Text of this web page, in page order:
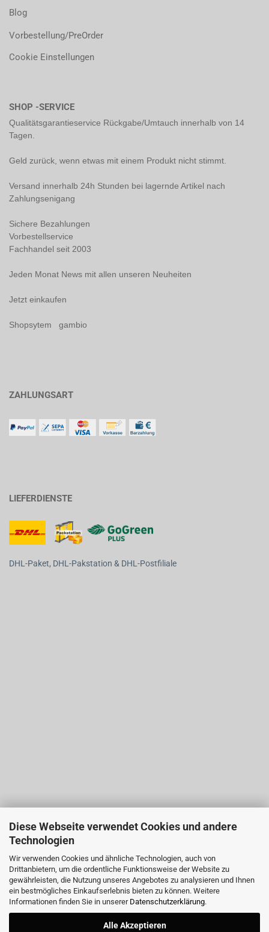
Diese Webseite verwendet Cookies und andere
Technologien
Wir verwenden Cookies und ähnliche Technologien, auch von
Drittanbietern, um die ordentliche Funktionsweise der Website zu
gewährleisten, die Nutzung unseres Angebotes zu analysieren und Ihnen
ein bestmögliches Einkaufserlebnis bieten zu können. Weitere
Informationen finden Sie in unserer Datenschutzerklärung.
Alle Akzeptieren
Blog
Vorbestellung/PreOrder
Cookie Einstellungen
SHOP -SERVICE
Qualitätsgarantieservice Rückgabe/Umtauch innerhalb von 14
Tagen.
Geld zurück, wenn etwas mit einem Produkt nicht stimmt.
Versand innerhalb 24h Stunden bei lagernde Artikel nach
Zahlungsenigang
Sichere Bezahlungen
Vorbestellservice
Fachhandel seit 2003
Jeden Monat News mit allen unseren Neuheiten
Jetzt einkaufen
Shopsytem gambio
ZAHLUNGSART
LIEFERDIENSTE
DHL-Paket, DHL-Pakstation & DHL-Postfiliale